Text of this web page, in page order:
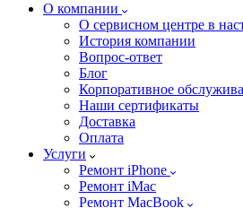
О компании
О сервисном центре в
История компании
Вопрос-ответ
Блог
Корпоративное
Наши сертификаты
Доставка
Оплата
Услуги
Ремонт iPhone
Ремонт iMac
Ремонт MacBook